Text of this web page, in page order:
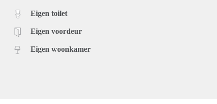
Eigen toilet
Eigen voordeur
Eigen woonkamer